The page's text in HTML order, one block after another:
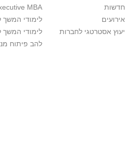
חדשות
אירועים
יעוץ אסטרטגי לחברות
MBA
לימודי המשך
לימודי המשך
להב פיתוח